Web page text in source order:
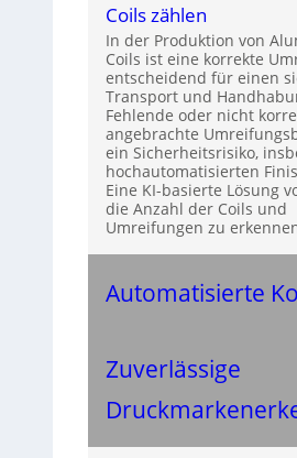
Coils zählen
In der Produktion von
Coils ist eine korrekte
entscheidend für einen
Transport und
Fehlende oder nicht
angebrachte
ein Sicherheitsrisiko,
hochautomatisierten
Eine KI-basierte Lösung
die Anzahl der Coils und
Umreifungen zu
Automatisierte
Zuverlässige